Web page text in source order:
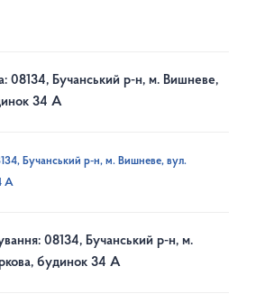
08134, Бучанський р-н, м. Вишневе,
34 А
Бучанський р-н, м. Вишневе, вул.
А
08134, Бучанський р-н, м.
будинок 34 А